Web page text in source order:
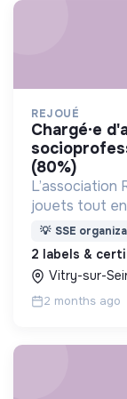
REJOUÉ
chargé·e d'accompagnement
(80%)
L’association
jouets tout
hommes vers
💡 SSE
2 labels &
Vitry-sur-
2 months ago